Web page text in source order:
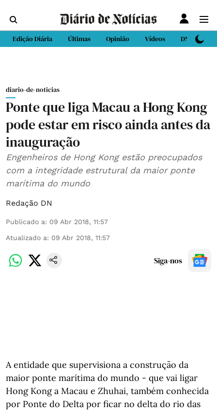
Edição Diária Últimas Opinião Vídeos DN Sport
diario-de-noticias
Ponte que liga Macau a Hong Kong
pode estar em risco ainda antes da
inauguração
Engenheiros de Hong Kong estão preocupados
com a integridade estrutural da maior ponte
marítima do mundo
Redação DN
Publicado a: 09 Abr 2018, 11:57
Atualizado a: 09 Abr 2018, 11:57
Siga-nos
A entidade que supervisiona a construção da
maior ponte marítima do mundo - que vai ligar
Hong Kong a Macau e Zhuhai, também conhecida
por Ponte do Delta por ficar no delta do rio das